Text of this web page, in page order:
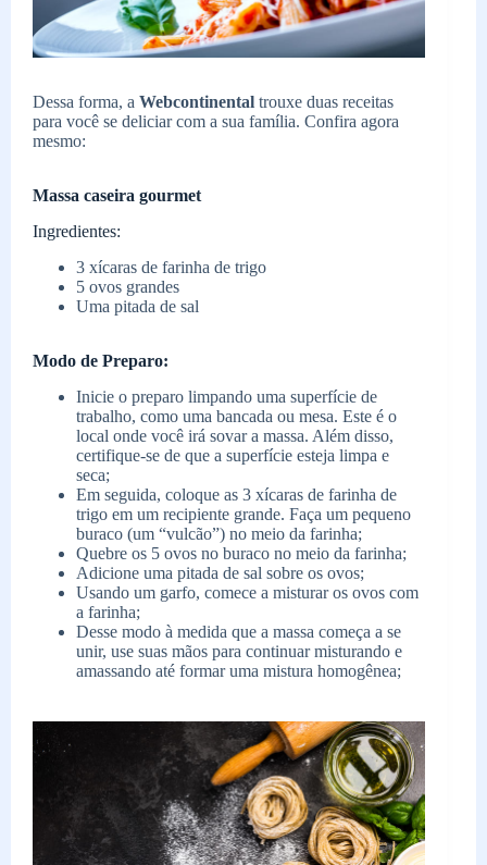
Dessa forma, a Webcontinental trouxe duas receitas
para você se deliciar com a sua família. Confira agora
mesmo:
Massa caseira gourmet
Ingredientes:
3 xícaras de farinha de trigo
5 ovos grandes
Uma pitada de sal
Modo de Preparo:
Inicie o preparo limpando uma superfície de
trabalho, como uma bancada ou mesa. Este é o
local onde você irá sovar a massa. Além disso,
certifique-se de que a superfície esteja limpa e
seca;
Em seguida, coloque as 3 xícaras de farinha de
trigo em um recipiente grande. Faça um pequeno
buraco (um “vulcão”) no meio da farinha;
Quebre os 5 ovos no buraco no meio da farinha;
Adicione uma pitada de sal sobre os ovos;
Usando um garfo, comece a misturar os ovos com
a farinha;
Desse modo à medida que a massa começa a se
unir, use suas mãos para continuar misturando e
amassando até formar uma mistura homogênea;